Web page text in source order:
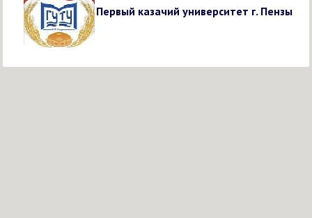
Первый казачий университет г. Пензы